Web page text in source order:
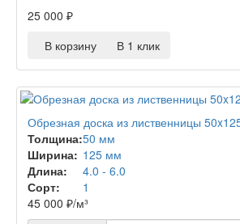
25 000 ₽
В корзину
В 1 клик
Обрезная доска из лиственницы
Толщина:50 мм
Ширина: 125 мм
Длина:
4.0 - 6.0
Сорт:
1
45 000 ₽/м³